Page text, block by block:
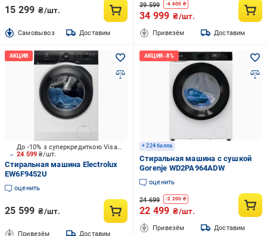
15 299 ₴/шт.
Cамовывоз Доставим
39 599 -4 600 ₴
34 999 ₴/шт.
Привезём Доставим
24 599₴/шт.
До -10% з суперкредиткою Visa Вигода
Стиральная машина Electrolux
EW6F9452U
оценить
25 599 ₴/шт.
Привезём Доставим
+ 224 балла
Стиральная машина с сушкой
Gorenje WD2PA964ADW
оценить
24 699 -2 200 ₴
22 499 ₴/шт.
Привезём Доставим